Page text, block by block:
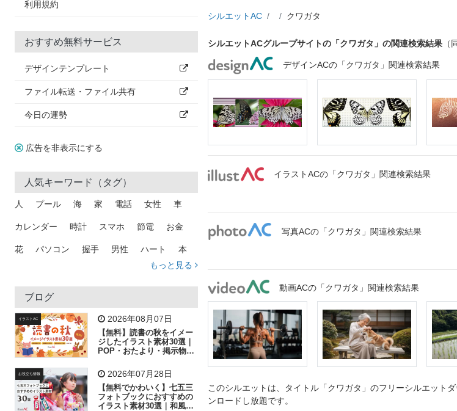
利用規約
おすすめ無料サービス
デザインテンプレート
ファイル転送・ファイル共有
今日の運勢
広告を非表示にする
人気キーワード（タグ）
人 プール 海 家 電話 女性 車
カレンダー 時計 スマホ 節電 お金
花 パソコン 握手 男性 ハート 本
トラック 木
吹き出し
飛行機 グラフ ビル 魚 家族 書類
歩く 工場 会社 太陽 キラキラ
子供 作業員 葉 相談 ピクトグラム
もっと見る
ブログ
イラストAC 2026年08月07日
【無料】読書の秋をイメー
ジしたイラスト素材30選｜
POP・おたより・掲示物に
お役立ち情報 2026年07月28日
【無料でかわいく】七五三
フォトブックにおすすめの
イラスト素材30選｜和風の
シルエットAC クワガタ
シルエットACグループサイトの「クワガタ」の関連検索結果 （
デザインACの「クワガタ」関連検索結果
イラストACの「クワガタ」関連検索結果
写真ACの「クワガタ」関連検索結果
動画ACの「クワガタ」関連検索結果
このシルエットは、タイトル「クワガタ」のフリーシルエット
ンロードし放題です。